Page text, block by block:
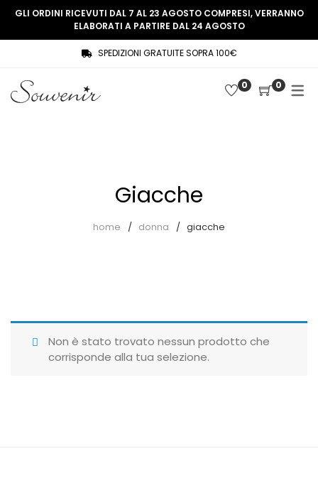
SHOP
Souvenir Privée
Giubbotti
COLLEZIONE
THREE WOMEN, ONE MEMORY
GLI ORDINI RICEVUTI DAL 7 AL 23 AGOSTO COMPRESI, VERRANNO
ELABORATI A PARTIRE DAL 24 AGOSTO
SPEDIZIONI GRATUITE SOPRA 100€
0 0
Giacche
home donna giacche
Non è stato trovato nessun prodotto che
corrisponde alla tua selezione.